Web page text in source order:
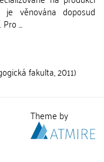
je věnována doposud
...
fakulta,2011)
Theme by